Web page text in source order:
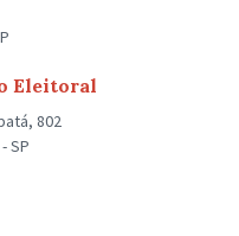
Eleitoral
802
SP